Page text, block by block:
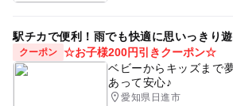
駅チカで便利！雨でも快適に思いっきり
クーポン ☆お子様200円引きクーポン☆
ベビーからキッズまで
あって安心♪
愛知県日進市